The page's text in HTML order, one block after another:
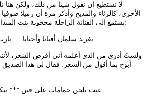
لا نستطيع ان نقول شيئا من ذلك، ولكن هنا
الأخري، كالرثاء والمديح وأذكر مرة أن زميلا
يستمع الى الفنانة الراحلة محجوبة بنت الميداح وهي تغني قول الشاعر:
تغريد سلمان أفنانا وأحيانا
ولستُ أدري من الذي أعلمه أني أقرض الشعر،
أبوح بما أقول من الشعر، فقال لى هذا الصديق
غنت بلحن حمامات على فنن *** تبكي